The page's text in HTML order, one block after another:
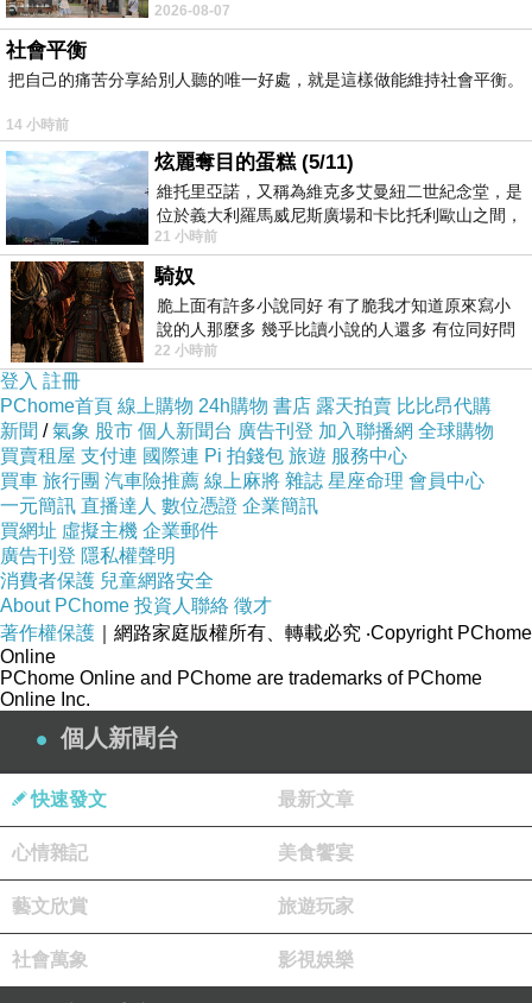
出一種慈祥的微笑，然後問你是不是陪小
2026-08-07
社會平衡
把自己的痛苦分享給別人聽的唯一好處，就是這樣做能維持社會平衡。
14 小時前
炫麗奪目的蛋糕 (5/11)
維托里亞諾，又稱為維克多艾曼紐二世紀念堂，是
位於義大利羅馬威尼斯廣場和卡比托利歐山之間，
用以紀念統一義大利統一後的的第一位國
21 小時前
騎奴
脆上面有許多小說同好 有了脆我才知道原來寫小
說的人那麼多 幾乎比讀小說的人還多 有位同好問
了一個問題 她說為什麼高中文學獎的
22 小時前
登入 註冊
PChome首頁 線上購物 24h購物 書店 露天拍賣 比比昂代購
新聞 /氣象 股市 個人新聞台 廣告刊登 加入聯播網 全球購物
買賣租屋 支付連 國際連 Pi 拍錢包 旅遊 服務中心
買車 旅行團 汽車險推薦 線上麻將 雜誌 星座命理 會員中心
一元簡訊 直播達人 數位憑證 企業簡訊
買網址 虛擬主機 企業郵件
廣告刊登 隱私權聲明
消費者保護 兒童網路安全
About PChome 投資人聯絡 徵才
著作權保護 ｜網路家庭版權所有、轉載必究 ‧Copyright PChome
Online
PChome Online and PChome are trademarks of PChome
Online Inc.
個人新聞台
快速發文 最新文章
心情雜記 美食饗宴
藝文欣賞 旅遊玩家
社會萬象 影視娛樂